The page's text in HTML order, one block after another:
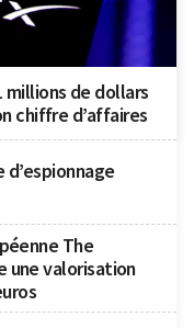
millions de dollars
chiffre d’affaires
The
une valorisation